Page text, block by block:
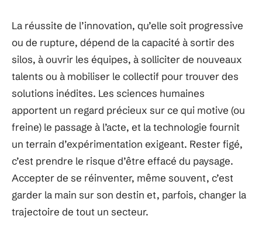
La réussite de l’innovation, qu’elle soit progressive
ou de rupture, dépend de la capacité à sortir des
silos, à ouvrir les équipes, à solliciter de nouveaux
talents ou à mobiliser le collectif pour trouver des
solutions inédites. Les sciences humaines
apportent un regard précieux sur ce qui motive (ou
freine) le passage à l’acte, et la technologie fournit
un terrain d’expérimentation exigeant. Rester figé,
c’est prendre le risque d’être effacé du paysage.
Accepter de se réinventer, même souvent, c’est
garder la main sur son destin et, parfois, changer la
trajectoire de tout un secteur.